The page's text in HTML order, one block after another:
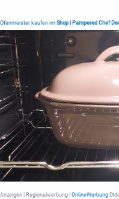
Ofenmeister kaufen im Shop | Pampered Chef
Anzeigen | Regionalwerbung | OnlineWerbung